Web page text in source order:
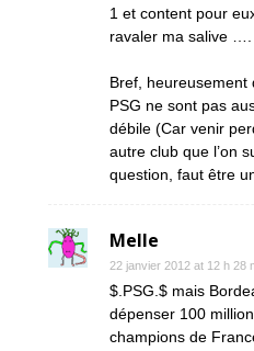
1 et content pour
ravaler ma salive ….
Bref, heureusement
PSG ne sont pas
débile (Car venir
autre club que l’on
question, faut être
Melle
22 janvier 2012 at 12 h 28
$.PSG.$ mais
dépenser 100
champions de